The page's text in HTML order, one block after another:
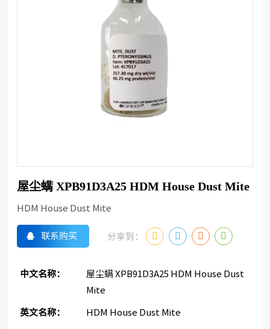
屋尘螨 XPB91D3A25 HDM House Dust Mite
HDM House Dust Mite
联系购买 分享到：
中文名称：
屋尘螨 XPB91D3A25 HDM House Dust
Mite
英文名称： HDM House Dust Mite